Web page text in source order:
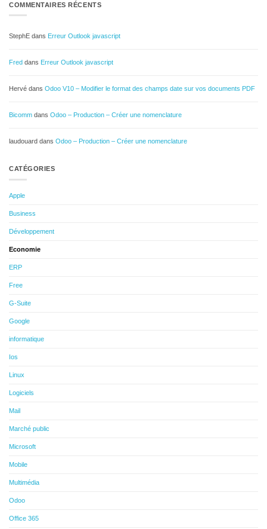
COMMENTAIRES RÉCENTS
StephE dans Erreur Outlook javascript
Fred dans Erreur Outlook javascript
Hervé dans Odoo V10 – Modifier le format des champs date sur vos documents PDF
Bicomm dans Odoo – Production – Créer une nomenclature
laudouard dans Odoo – Production – Créer une nomenclature
CATÉGORIES
Apple
Business
Développement
Economie
ERP
Free
G-Suite
Google
informatique
Ios
Linux
Logiciels
Mail
Marché public
Microsoft
Mobile
Multimédia
Odoo
Office 365